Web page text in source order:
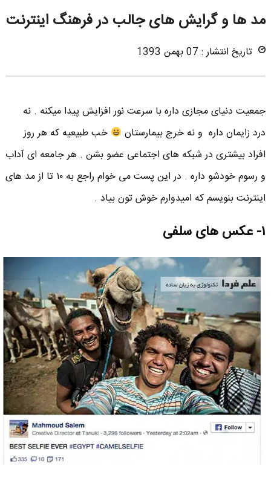
مد ها و گرایش های جالب در فرهنگ اینترنت
تاریخ انتشار : 07 بهمن 1393
جمعیت دنیای مجازی داره با سرعت نور افزایش پیدا میکنه . نه
درد زایمان داره و نه خرج بیمارستان
خب طبیعیه که هر روز
افراد بیشتری در شبکه های اجتماعی عضو بشن . هر جامعه ای آداب
و رسوم خودشو داره . در این پست می خوام راجع به ۱۰ تا از مد های
اینترنت بنویسم که امیدوارم خوش تون بیاد .
۱- عکس های سلفی